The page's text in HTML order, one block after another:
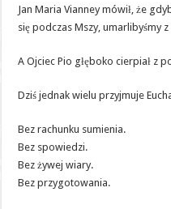
Jan Maria Vianney mówił, że
się podczas Mszy, umarlibyśmy
A Ojciec Pio głęboko cierpiał z
Dziś jednak wielu przyjmuje
Bez rachunku sumienia.
Bez spowiedzi.
Bez żywej wiary.
Bez przygotowania.